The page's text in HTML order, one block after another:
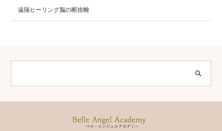
遠隔ヒーリング脳の断捨離